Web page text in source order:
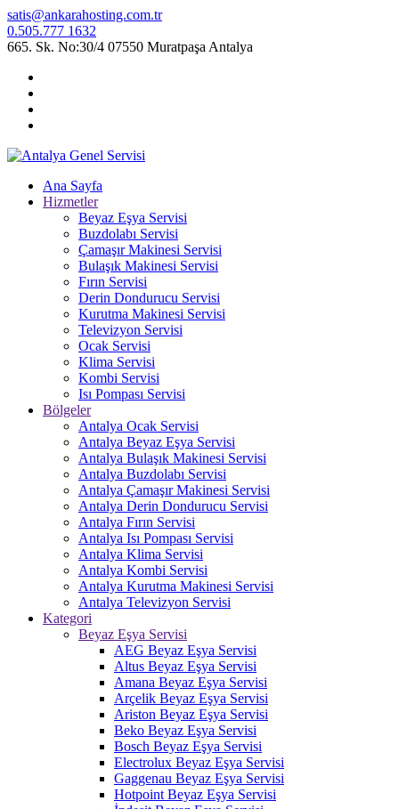
satis@ankarahosting.com.tr
0.505.777 1632
665. Sk. No:30/4 07550 Muratpaşa Antalya
Ana Sayfa
Hizmetler
Beyaz Eşya Servisi
Buzdolabı Servisi
Çamaşır Makinesi Servisi
Bulaşık Makinesi Servisi
Fırın Servisi
Derin Dondurucu Servisi
Kurutma Makinesi Servisi
Televizyon Servisi
Ocak Servisi
Klima Servisi
Kombi Servisi
Isı Pompası Servisi
Bölgeler
Antalya Ocak Servisi
Antalya Beyaz Eşya Servisi
Antalya Bulaşık Makinesi Servisi
Antalya Buzdolabı Servisi
Antalya Çamaşır Makinesi Servisi
Antalya Derin Dondurucu Servisi
Antalya Fırın Servisi
Antalya Isı Pompası Servisi
Antalya Klima Servisi
Antalya Kombi Servisi
Antalya Kurutma Makinesi Servisi
Antalya Televizyon Servisi
Kategori
Beyaz Eşya Servisi
AEG Beyaz Eşya Servisi
Altus Beyaz Eşya Servisi
Amana Beyaz Eşya Servisi
Arçelik Beyaz Eşya Servisi
Ariston Beyaz Eşya Servisi
Beko Beyaz Eşya Servisi
Bosch Beyaz Eşya Servisi
Electrolux Beyaz Eşya Servisi
Gaggenau Beyaz Eşya Servisi
Hotpoint Beyaz Eşya Servisi